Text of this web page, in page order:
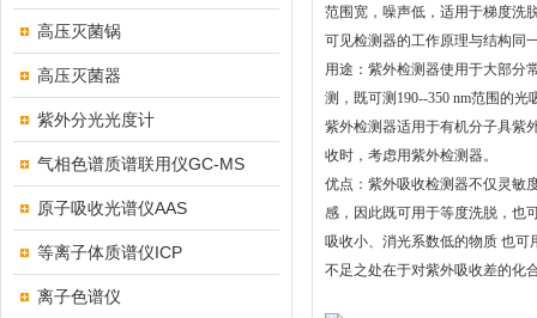
高压灭菌锅
高压灭菌器
紫外分光光度计
气相色谱质谱联用仪GC-MS
原子吸收光谱仪AAS
等离子体质谱仪ICP
离子色谱仪
范围宽，噪声低，适用于梯度洗
可见检测器的工作原理与结构同
用途：紫外检测器使用于大部分
测，既可测190--350 nm范围的
紫外检测器适用于有机分子具紫
收时，考虑用紫外检测器。
优点：紫外吸收检测器不仅灵敏
感，因此既可用于等度洗脱，也
吸收小、消光系数低的物质 也
不足之处在于对紫外吸收差的化